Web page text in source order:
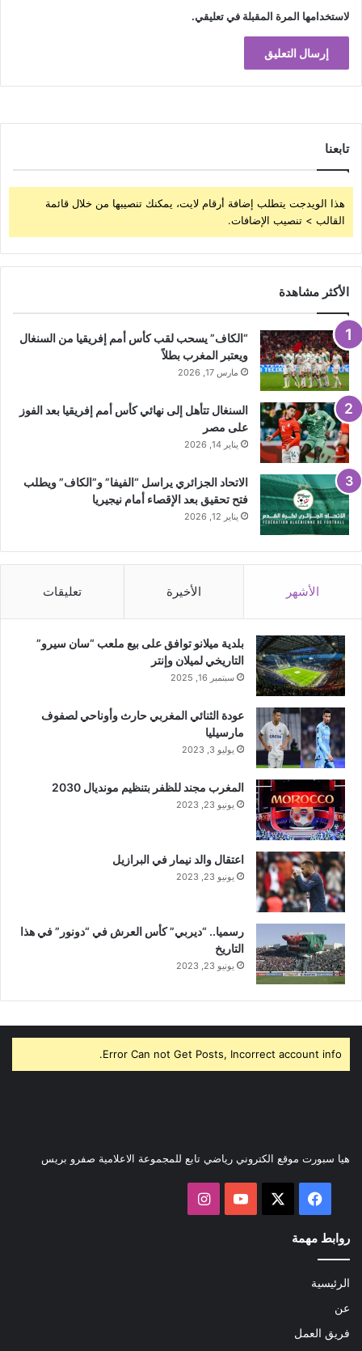
لاستخدامها المرة المقبلة في تعليقي.
تابعنا
هذا الويدجت يتطلب إضافة أرقام لايت، يمكنك تنصيبها من خلال قائمة
القالب > تنصيب الإضافات.
الأكثر مشاهدة
“الكاف” يسحب لقب كأس أمم إفريقيا من السنغال
ويعتبر المغرب بطلاً
مارس 17, 2026
السنغال تتأهل إلى نهائي كأس أمم إفريقيا بعد الفوز
على مصر
يناير 14, 2026
الاتحاد الجزائري يراسل “الفيفا” و”الكاف” ويطلب
فتح تحقيق بعد الإقصاء أمام نيجيريا
يناير 12, 2026
الأشهر الأخيرة تعليقات
بلدية ميلانو توافق على بيع ملعب “سان سيرو”
التاريخي لميلان وإنتر
سبتمبر 16, 2025
عودة الثنائي المغربي حارث وأوناحي لصفوف
مارسيليا
يوليو 3, 2023
المغرب مجند للظفر بتنظيم مونديال 2030
يونيو 23, 2023
اعتقال والد نيمار في البرازيل
يونيو 23, 2023
رسميا.. “ديربي” كأس العرش في “دونور” في هذا
التاريخ
يونيو 23, 2023
Error Can not Get Posts, Incorrect account info.
هيا سبورت موقع الكتروني رياضي تابع للمجموعة الاعلامية صفرو بريس
فيسبوك ‫YouTubeانستقرام
روابط مهمة
الرئيسية
عن
فريق العمل